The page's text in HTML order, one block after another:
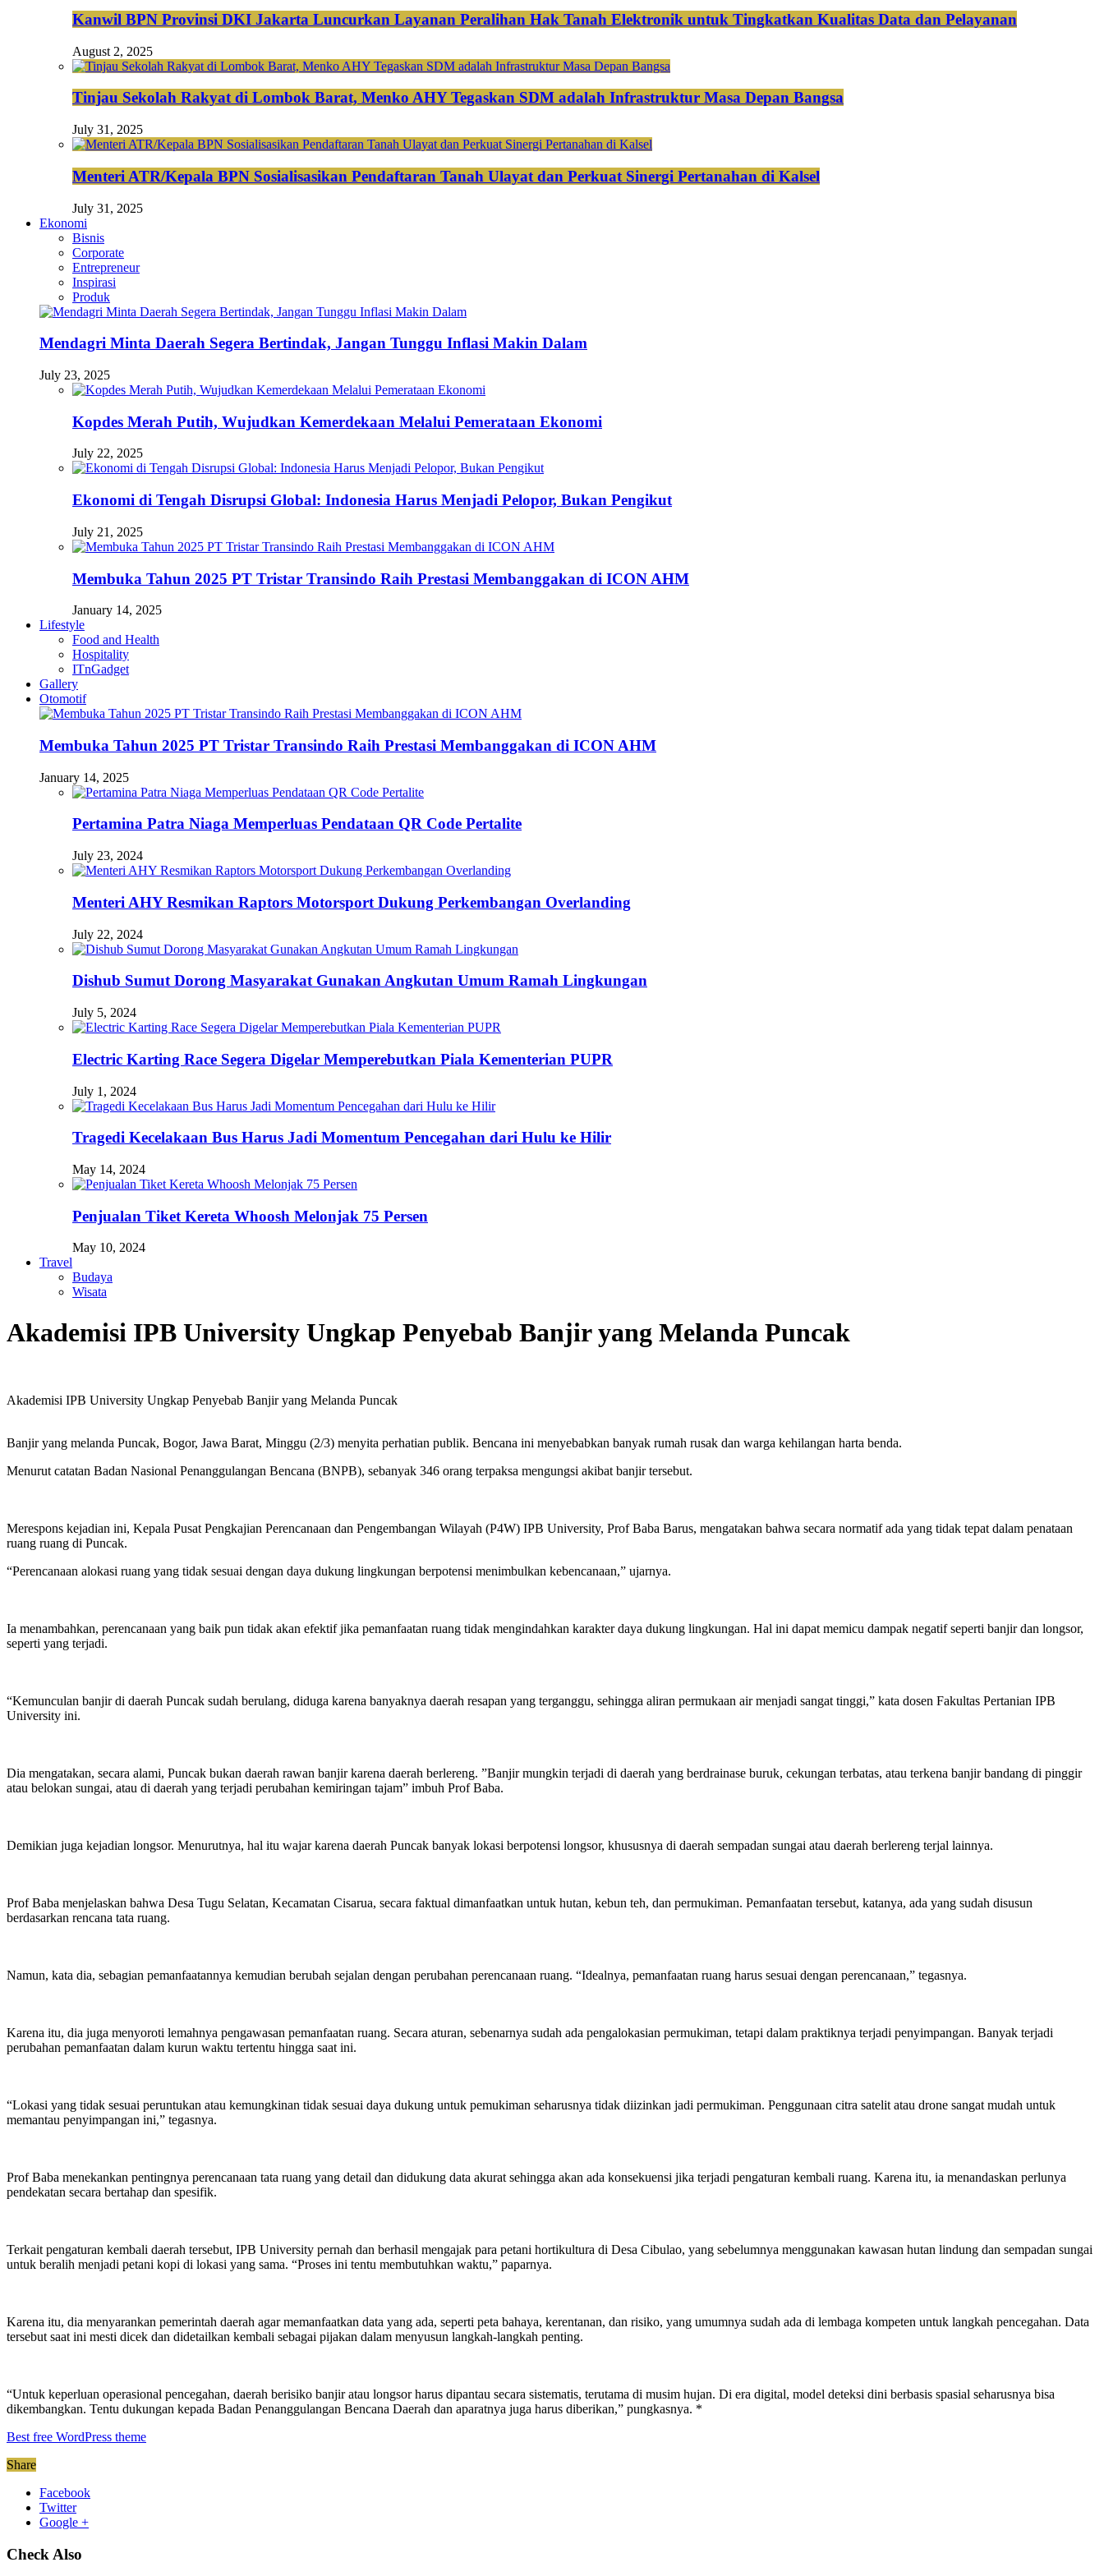
Kanwil BPN Provinsi DKI Jakarta Luncurkan Layanan Peralihan Hak Tanah Elektronik untuk Tingkatkan Kualitas Data dan Pelayanan
August 2, 2025
Tinjau Sekolah Rakyat di Lombok Barat, Menko AHY Tegaskan SDM adalah Infrastruktur Masa Depan Bangsa
July 31, 2025
Menteri ATR/Kepala BPN Sosialisasikan Pendaftaran Tanah Ulayat dan Perkuat Sinergi Pertanahan di Kalsel
July 31, 2025
Ekonomi
Bisnis
Corporate
Entrepreneur
Inspirasi
Produk
Mendagri Minta Daerah Segera Bertindak, Jangan Tunggu Inflasi Makin Dalam
July 23, 2025
Kopdes Merah Putih, Wujudkan Kemerdekaan Melalui Pemerataan Ekonomi
July 22, 2025
Ekonomi di Tengah Disrupsi Global: Indonesia Harus Menjadi Pelopor, Bukan Pengikut
July 21, 2025
Membuka Tahun 2025 PT Tristar Transindo Raih Prestasi Membanggakan di ICON AHM
January 14, 2025
Lifestyle
Food and Health
Hospitality
ITnGadget
Gallery
Otomotif
Membuka Tahun 2025 PT Tristar Transindo Raih Prestasi Membanggakan di ICON AHM
January 14, 2025
Pertamina Patra Niaga Memperluas Pendataan QR Code Pertalite
July 23, 2024
Menteri AHY Resmikan Raptors Motorsport Dukung Perkembangan Overlanding
July 22, 2024
Dishub Sumut Dorong Masyarakat Gunakan Angkutan Umum Ramah Lingkungan
July 5, 2024
Electric Karting Race Segera Digelar Memperebutkan Piala Kementerian PUPR
July 1, 2024
Tragedi Kecelakaan Bus Harus Jadi Momentum Pencegahan dari Hulu ke Hilir
May 14, 2024
Penjualan Tiket Kereta Whoosh Melonjak 75 Persen
May 10, 2024
Travel
Budaya
Wisata
Akademisi IPB University Ungkap Penyebab Banjir yang Melanda Puncak
Akademisi IPB University Ungkap Penyebab Banjir yang Melanda Puncak
Banjir yang melanda Puncak, Bogor, Jawa Barat, Minggu (2/3) menyita perhatian publik. Bencana ini menyebabkan banyak rumah rusak dan warga kehilangan harta benda.
Menurut catatan Badan Nasional Penanggulangan Bencana (BNPB), sebanyak 346 orang terpaksa mengungsi akibat banjir tersebut.
Merespons kejadian ini, Kepala Pusat Pengkajian Perencanaan dan Pengembangan Wilayah (P4W) IPB University, Prof Baba Barus, mengatakan bahwa secara normatif ada yang tidak tepat dalam penataan
ruang ruang di Puncak.
“Perencanaan alokasi ruang yang tidak sesuai dengan daya dukung lingkungan berpotensi menimbulkan kebencanaan,” ujarnya.
Ia menambahkan, perencanaan yang baik pun tidak akan efektif jika pemanfaatan ruang tidak mengindahkan karakter daya dukung lingkungan. Hal ini dapat memicu dampak negatif seperti banjir dan longsor,
seperti yang terjadi.
“Kemunculan banjir di daerah Puncak sudah berulang, diduga karena banyaknya daerah resapan yang terganggu, sehingga aliran permukaan air menjadi sangat tinggi,” kata dosen Fakultas Pertanian IPB
University ini.
Dia mengatakan, secara alami, Puncak bukan daerah rawan banjir karena daerah berlereng. ”Banjir mungkin terjadi di daerah yang berdrainase buruk, cekungan terbatas, atau terkena banjir bandang di pinggir
atau belokan sungai, atau di daerah yang terjadi perubahan kemiringan tajam” imbuh Prof Baba.
Demikian juga kejadian longsor. Menurutnya, hal itu wajar karena daerah Puncak banyak lokasi berpotensi longsor, khususnya di daerah sempadan sungai atau daerah berlereng terjal lainnya.
Prof Baba menjelaskan bahwa Desa Tugu Selatan, Kecamatan Cisarua, secara faktual dimanfaatkan untuk hutan, kebun teh, dan permukiman. Pemanfaatan tersebut, katanya, ada yang sudah disusun
berdasarkan rencana tata ruang.
Namun, kata dia, sebagian pemanfaatannya kemudian berubah sejalan dengan perubahan perencanaan ruang. “Idealnya, pemanfaatan ruang harus sesuai dengan perencanaan,” tegasnya.
Karena itu, dia juga menyoroti lemahnya pengawasan pemanfaatan ruang. Secara aturan, sebenarnya sudah ada pengalokasian permukiman, tetapi dalam praktiknya terjadi penyimpangan. Banyak terjadi
perubahan pemanfaatan dalam kurun waktu tertentu hingga saat ini.
“Lokasi yang tidak sesuai peruntukan atau kemungkinan tidak sesuai daya dukung untuk pemukiman seharusnya tidak diizinkan jadi permukiman. Penggunaan citra satelit atau drone sangat mudah untuk
memantau penyimpangan ini,” tegasnya.
Prof Baba menekankan pentingnya perencanaan tata ruang yang detail dan didukung data akurat sehingga akan ada konsekuensi jika terjadi pengaturan kembali ruang. Karena itu, ia menandaskan perlunya
pendekatan secara bertahap dan spesifik.
Terkait pengaturan kembali daerah tersebut, IPB University pernah dan berhasil mengajak para petani hortikultura di Desa Cibulao, yang sebelumnya menggunakan kawasan hutan lindung dan sempadan sungai
untuk beralih menjadi petani kopi di lokasi yang sama. “Proses ini tentu membutuhkan waktu,” paparnya.
Karena itu, dia menyarankan pemerintah daerah agar memanfaatkan data yang ada, seperti peta bahaya, kerentanan, dan risiko, yang umumnya sudah ada di lembaga kompeten untuk langkah pencegahan. Data
tersebut saat ini mesti dicek dan didetailkan kembali sebagai pijakan dalam menyusun langkah-langkah penting.
“Untuk keperluan operasional pencegahan, daerah berisiko banjir atau longsor harus dipantau secara sistematis, terutama di musim hujan. Di era digital, model deteksi dini berbasis spasial seharusnya bisa
dikembangkan. Tentu dukungan kepada Badan Penanggulangan Bencana Daerah dan aparatnya juga harus diberikan,” pungkasnya. *
Best free WordPress theme
Share
Facebook
Twitter
Google +
Check Also